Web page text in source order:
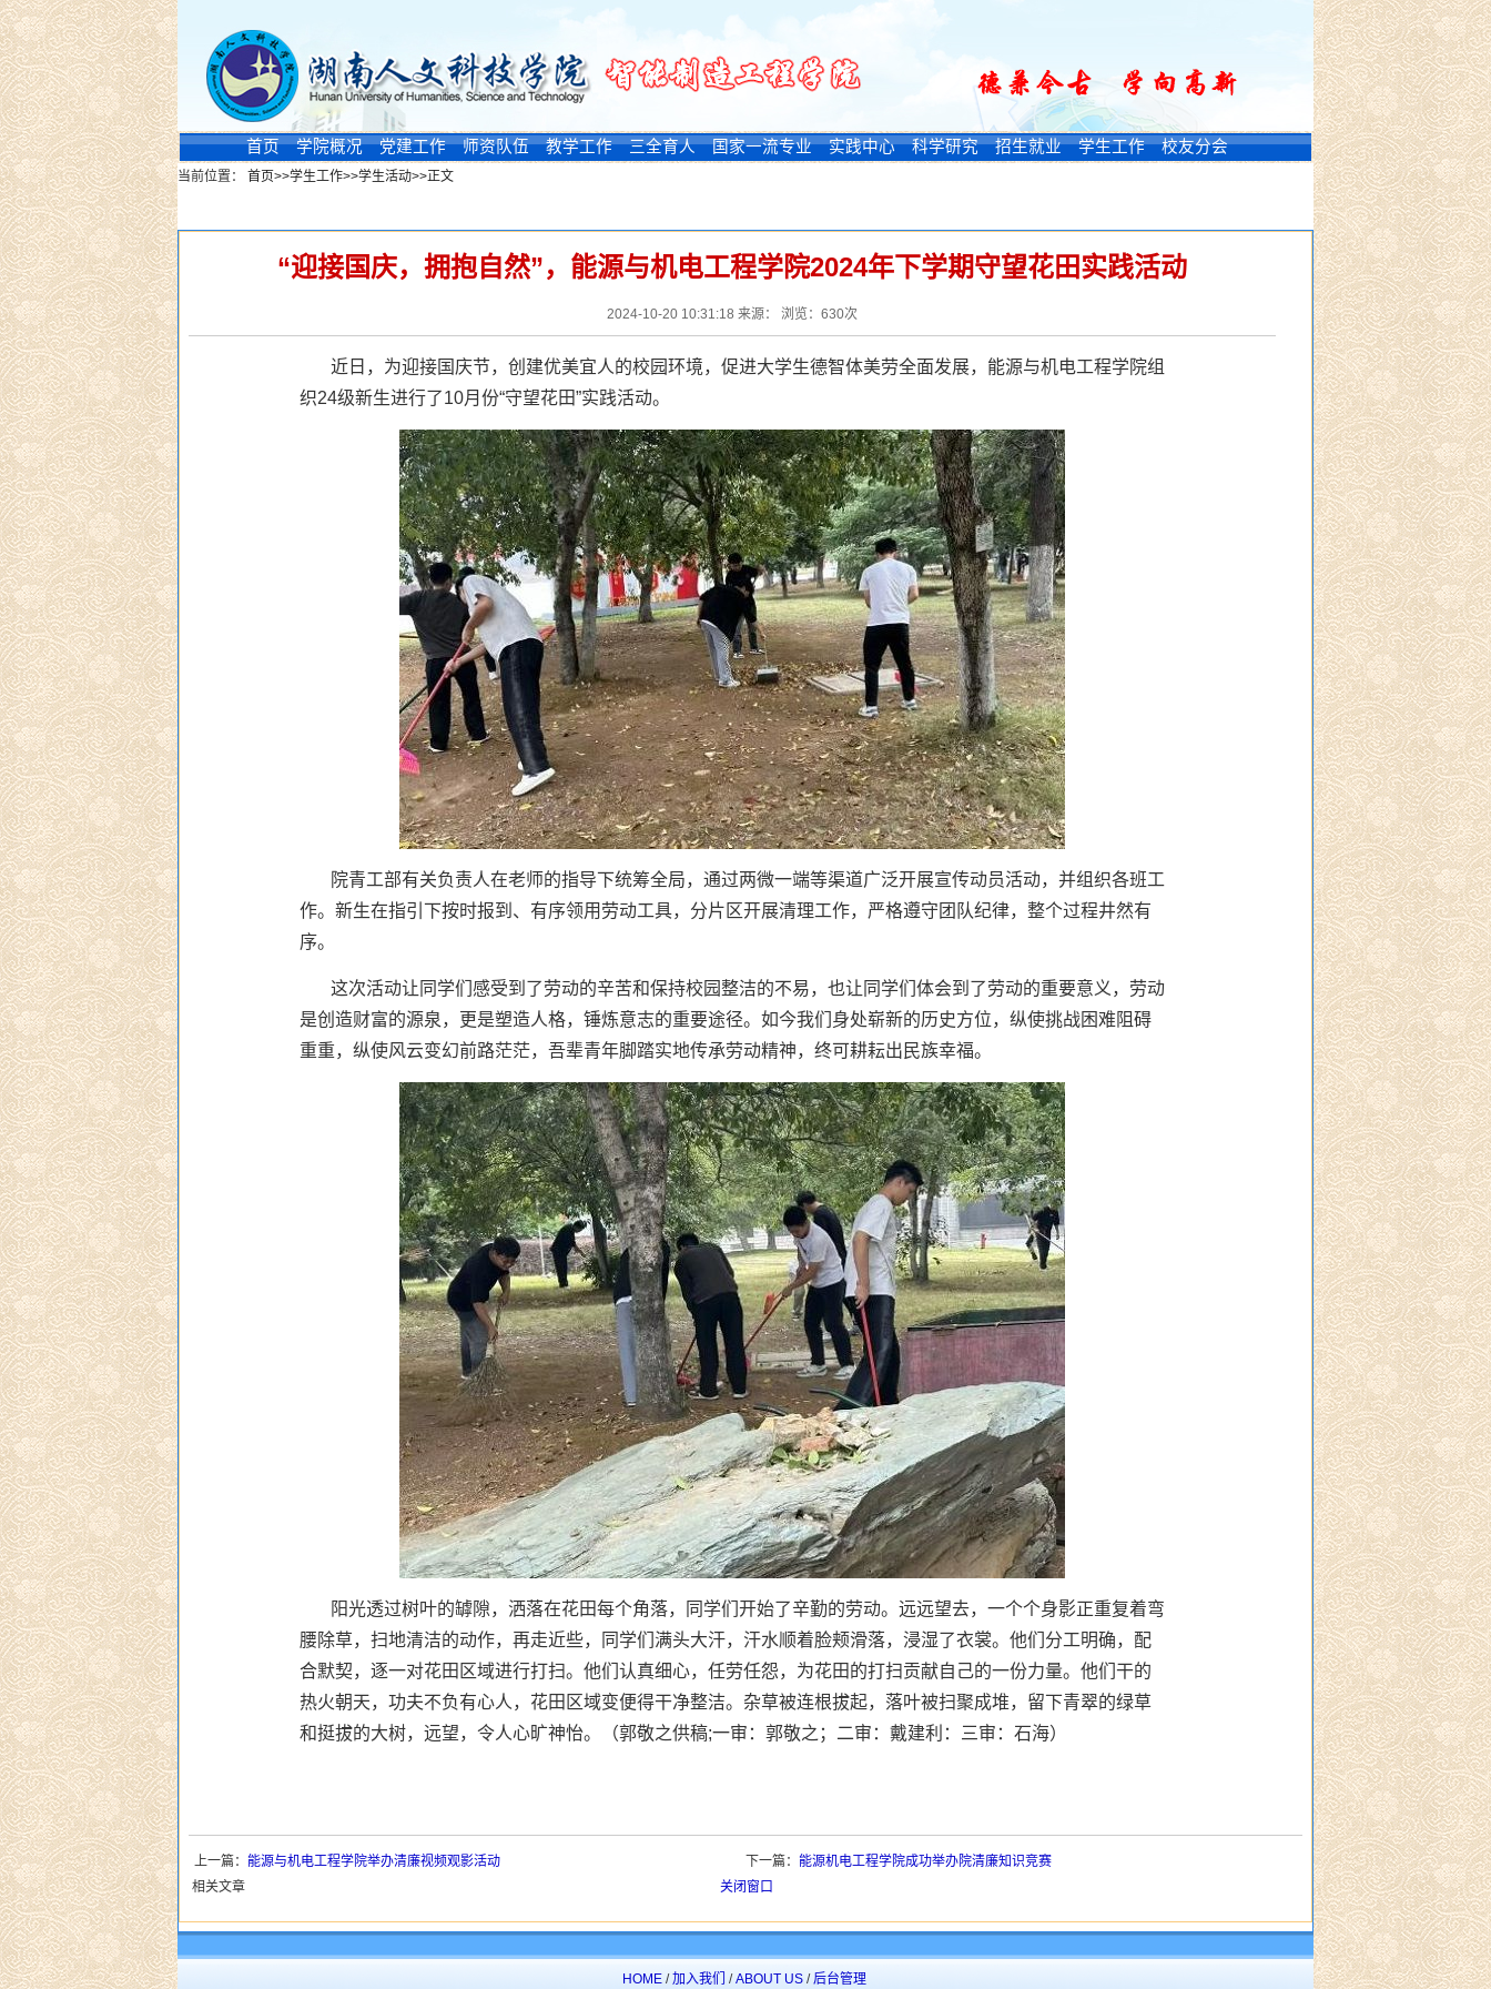
首页 学院概况 党建工作 师资队伍 教学工作 三全育人 国家一流专业 实践中心 科学研究 招生就业 学生工作 校友分会
当前位置： 首页>>学生工作>>学生活动>>正文
“迎接国庆，拥抱自然”，能源与机电工程学院2024年下学期守望花田实践活动
2024-10-20 10:31:18 来源： 浏览： 630次
近日，为迎接国庆节，创建优美宜人的校园环境，促进大学生德智体美劳全面发展，能源与机电工程学院组
织24级新生进行了10月份“守望花田”实践活动。
院青工部有关负责人在老师的指导下统筹全局，通过两微一端等渠道广泛开展宣传动员活动，并组织各班工
作。新生在指引下按时报到、有序领用劳动工具，分片区开展清理工作，严格遵守团队纪律，整个过程井然有
序。
这次活动让同学们感受到了劳动的辛苦和保持校园整洁的不易，也让同学们体会到了劳动的重要意义，劳动
是创造财富的源泉，更是塑造人格，锤炼意志的重要途径。如今我们身处崭新的历史方位，纵使挑战困难阻碍
重重，纵使风云变幻前路茫茫，吾辈青年脚踏实地传承劳动精神，终可耕耘出民族幸福。
阳光透过树叶的罅隙，洒落在花田每个角落，同学们开始了辛勤的劳动。远远望去，一个个身影正重复着弯
腰除草，扫地清洁的动作，再走近些，同学们满头大汗，汗水顺着脸颊滑落，浸湿了衣裳。他们分工明确，配
合默契，逐一对花田区域进行打扫。他们认真细心，任劳任怨，为花田的打扫贡献自己的一份力量。他们干的
热火朝天，功夫不负有心人，花田区域变便得干净整洁。杂草被连根拔起，落叶被扫聚成堆，留下青翠的绿草
和挺拔的大树，远望，令人心旷神怡。（郭敬之供稿;一审：郭敬之；二审：戴建利：三审：石海）
上一篇： 能源与机电工程学院举办清廉视频观影活动 下一篇： 能源机电工程学院成功举办院清廉知识竞赛
相关文章
关闭窗口
HOME /加入我们 /ABOUT US /后台管理